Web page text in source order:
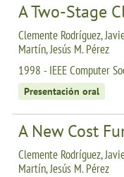
A Two-Stage
Clemente Rodríguez,
Martín, Jesús M. Pérez
1998 - IEEE Computer
Presentación oral
A New Cost
Clemente Rodríguez,
Martín, Jesús M. Pérez